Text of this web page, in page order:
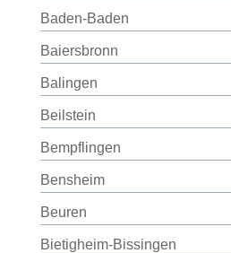
Baden-Baden
Baiersbronn
Balingen
Beilstein
Bempflingen
Bensheim
Beuren
Bietigheim-Bissingen